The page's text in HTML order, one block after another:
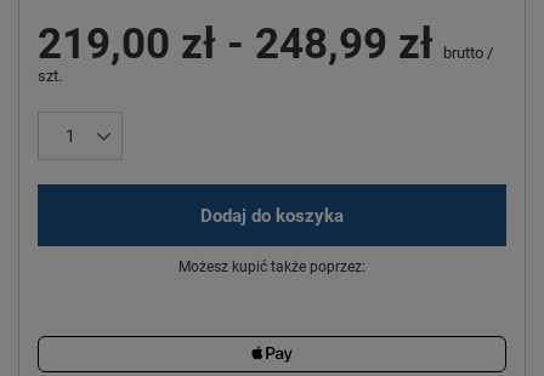
219,00 zł - 248,99 zł brutto /
szt.
Dodaj do koszyka
Możesz kupić także poprzez: